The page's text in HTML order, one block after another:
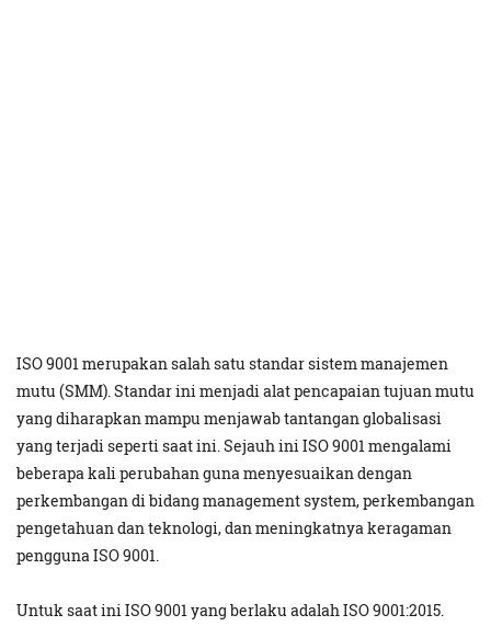
ISO 9001 merupakan salah satu standar sistem manajemen
mutu (SMM). Standar ini menjadi alat pencapaian tujuan mutu
yang diharapkan mampu menjawab tantangan globalisasi
yang terjadi seperti saat ini. Sejauh ini ISO 9001 mengalami
beberapa kali perubahan guna menyesuaikan dengan
perkembangan di bidang management system, perkembangan
pengetahuan dan teknologi, dan meningkatnya keragaman
pengguna ISO 9001.
Untuk saat ini ISO 9001 yang berlaku adalah ISO 9001:2015.